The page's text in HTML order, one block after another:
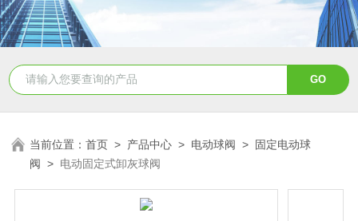
当前位置：首页 > 产品中心 > 电动球阀 > 固定电动球
阀 > 电动固定式卸灰球阀